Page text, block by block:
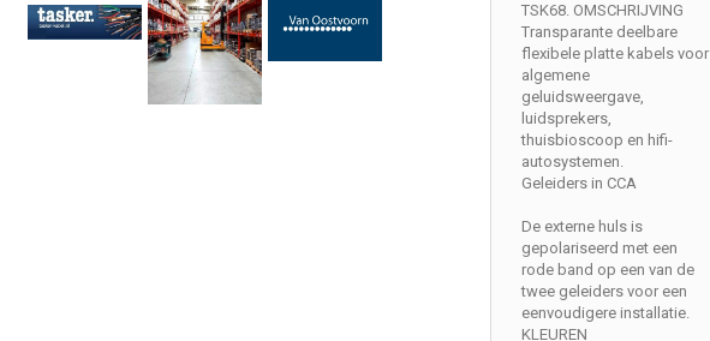
TSK68. OMSCHRIJVING
Transparante deelbare
flexibele platte kabels voor
algemene
geluidsweergave,
luidsprekers,
thuisbioscoop en hifi-
autosystemen.
Geleiders in CCA
De externe huls is
gepolariseerd met een
rode band op een van de
twee geleiders voor een
eenvoudigere installatie.
KLEUREN